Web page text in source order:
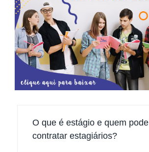
O que é estágio e quem pode
contratar estagiários?